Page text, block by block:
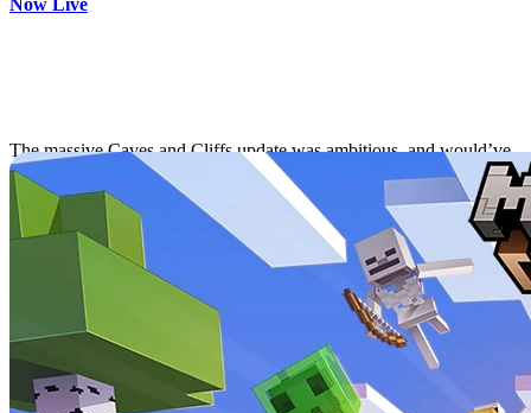
Now Live
The massive Caves and Cliffs update was ambitious, and would’ve
been the biggest Minecraft update to date - but
due to concerns
around time crunch
, Mojang split the massive update into two parts.